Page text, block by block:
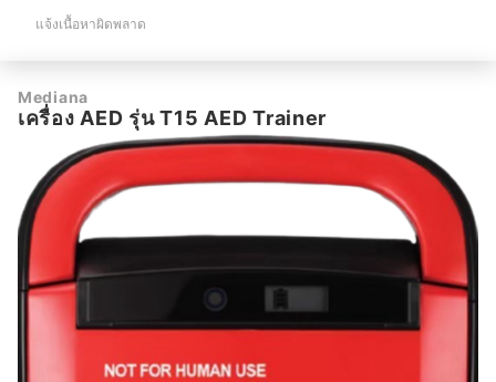
แจ้งเนื้อหาผิดพลาด
Mediana
เครื่อง AED รุ่น T15 AED Trainer